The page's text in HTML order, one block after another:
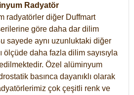
Radyatör
radyatörler diğer Duffmart
göre daha dar dilim
sayede aynı uzunluktaki diğer
ölçüde daha fazla dilim sayısıyla
Özel alüminyum
basınca dayanıklı olarak
çok çeşitli renk ve